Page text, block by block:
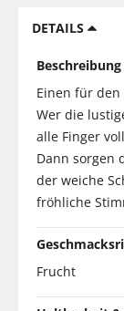
DETAILS
Beschreibung
Einen für
Wer die
alle Finger
Dann sorgen
der weiche
fröhliche
Frucht